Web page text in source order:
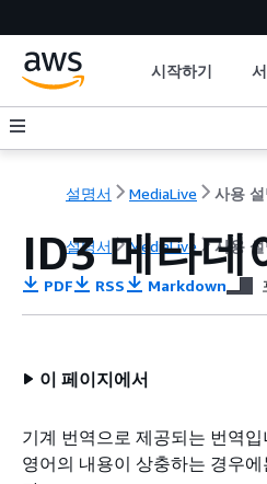
시작하기
설명서 MediaLive 사용
설명서 MediaLive 사용
ID3 메타데
PDF RSS Markdown
이 페이지에서
기계 번역으로 제공되는 번역
영어의 내용이 상충하는 경우